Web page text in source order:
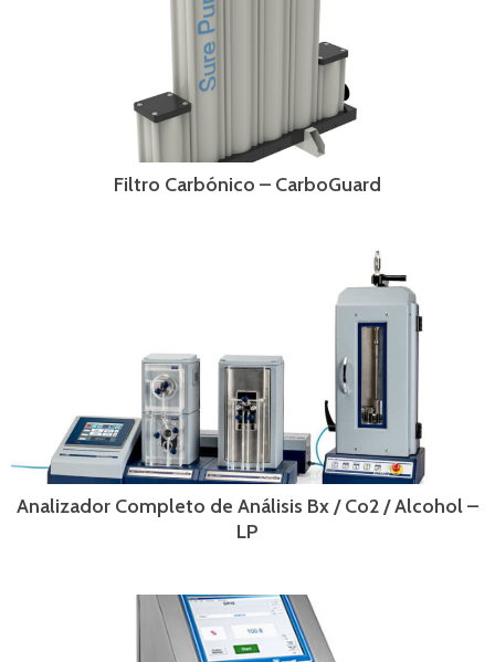
Filtro Carbónico – CarboGuard
Analizador Completo de Análisis Bx / Co2 / Alcohol –
LP